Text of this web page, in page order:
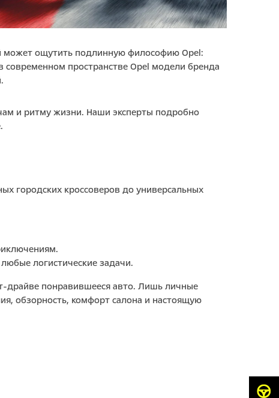
может ощутить подлинную философию Opel:
пространстве Opel модели бренда
и ритму жизни. Наши эксперты подробно
городских кроссоверов до универсальных
логистические задачи.
драйве понравившееся авто. Лишь личные
обзорность, комфорт салона и настоящую